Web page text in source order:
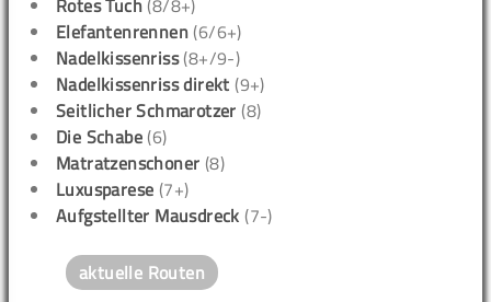
Rotes Tuch (8/8+)
Elefantenrennen (6/6+)
Nadelkissenriss(8+/9-)
Nadelkissenriss direkt (9+)
Seitlicher Schmarotzer (8)
Die Schabe (6)
Matratzenschoner (8)
Luxusparese (7+)
Aufgstellter Mausdreck (7-)
aktuelle Routen